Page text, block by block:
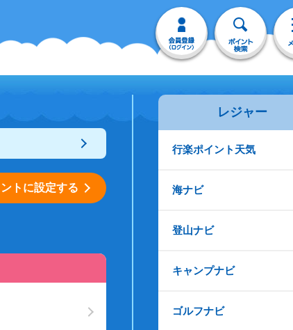
トに設定する
レジャー
行楽ポイント天気
海ナビ
登山ナビ
キャンプナビ
ゴルフナビ